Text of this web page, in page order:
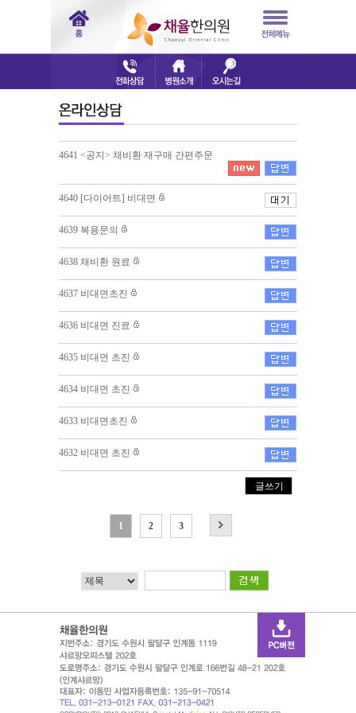
4641 <공지> 채비환 재구매 간편주문
4640 [다이어트] 비대면
4639 복용문의
4638 채비환 원료
4637 비대면초진
4636 비대면 진료
4635 비대면 초진
4634 비대면 초진
4633 비대면초진
4632 비대면 초진
글쓰기
1 2 3